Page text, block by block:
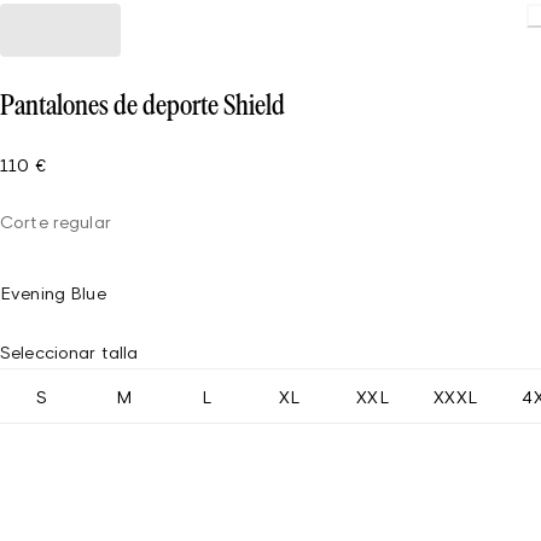
Pantalones de deporte Shield
110 €
Corte regular
Evening Blue
Seleccionar talla
S M L XL XXL XXXL